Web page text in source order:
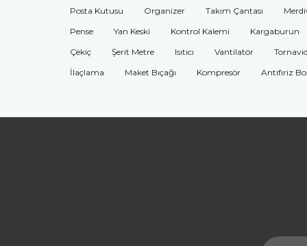
Posta Kutusu
Organizer Takım Çantası
Pense
Yan Keski Kontrol Kalemi Kargaburun
Çekiç
Şerit Metre Isıtıcı Vantilatör
İlaçlama
Maket Bıçağı Kompresör Antifiriz